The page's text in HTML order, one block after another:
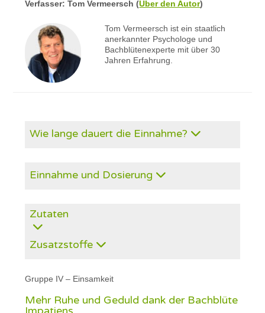
Verfasser:Tom Vermeersch (Über den Autor)
Tom Vermeersch ist ein staatlich
anerkannter Psychologe und
Bachblütenexperte mit über 30
Jahren Erfahrung.
Wie lange dauert die Einnahme?
Einnahme und Dosierung
Zutaten
Zusatzstoffe
Gruppe IV – Einsamkeit
Mehr Ruhe und Geduld dank der Bachblüte